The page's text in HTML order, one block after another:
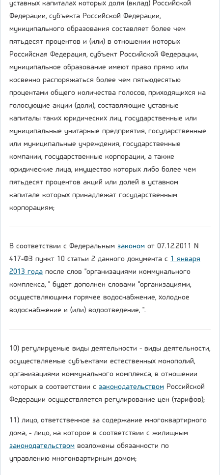
уставных капиталах которых доля (вклад) Российской
Федерации, субъекта Российской Федерации,
муниципального образования составляет более чем
пятьдесят процентов и (или) в отношении которых
Российская Федерация, субъект Российской Федерации,
муниципальное образование имеют право прямо или
косвенно распоряжаться более чем пятьюдесятью
процентами общего количества голосов, приходящихся на
голосующие акции (доли), составляющие уставные
капиталы таких юридических лиц, государственные или
муниципальные унитарные предприятия, государственные
или муниципальные учреждения, государственные
компании, государственные корпорации, а также
юридические лица, имущество которых либо более чем
пятьдесят процентов акций или долей в уставном
капитале которых принадлежат государственным
корпорациям;
В соответствии с Федеральным законом от 07.12.2011 N
417-ФЗ пункт 10 статьи 2 данного документа с 1 января
2013 года после слов "организациями коммунального
комплекса, " будет дополнен словами "организациями,
осуществляющими горячее водоснабжение, холодное
водоснабжение и (или) водоотведение, ".
10) регулируемые виды деятельности - виды деятельности,
осуществляемые субъектами естественных монополий,
организациями коммунального комплекса, в отношении
которых в соответствии с законодательством Российской
Федерации осуществляется регулирование цен (тарифов);
11) лицо, ответственное за содержание многоквартирного
дома, - лицо, на которое в соответствии с жилищным
законодательством возложены обязанности по
управлению многоквартирным домом;